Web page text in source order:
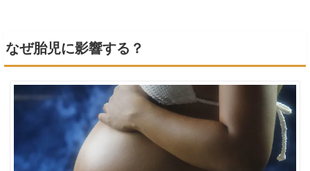
なぜ胎児に影響する？